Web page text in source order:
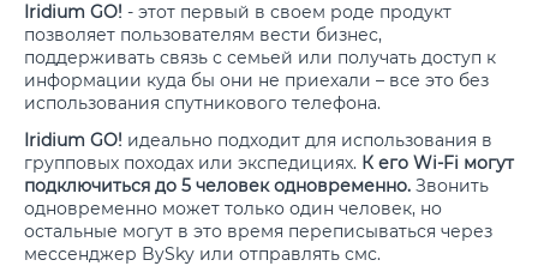
Iridium GO! - этот первый в своем роде продукт
позволяет пользователям вести бизнес,
поддерживать связь с семьей или получать доступ к
информации куда бы они не приехали – все это без
использования спутникового телефона.
Iridium GO! идеально подходит для использования в
групповых походах или экспедициях. К его Wi-Fi могут
подключиться до 5 человек одновременно. Звонить
одновременно может только один человек, но
остальные могут в это время переписываться через
мессенджер BySky или отправлять смс.